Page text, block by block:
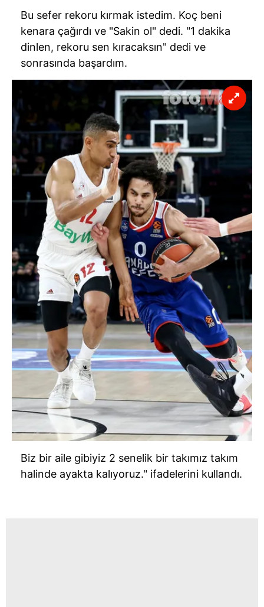
Bu sefer rekoru kırmak istedim. Koç beni
kenara çağırdı ve "Sakin ol" dedi. "1 dakika
dinlen, rekoru sen kıracaksın" dedi ve
sonrasında başardım.
Biz bir aile gibiyiz 2 senelik bir takımız takım
halinde ayakta kalıyoruz." ifadelerini kullandı.